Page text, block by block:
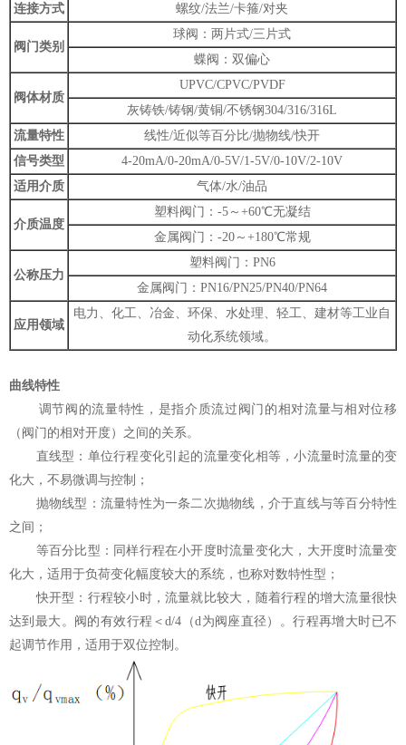
连接方式
螺纹/法兰/卡箍/对夹
阀门类别
球阀：两片式/三片式
蝶阀：双偏心
阀体材质
UPVC/CPVC/PVDF
灰铸铁/铸钢/黄铜/不锈钢304/316/316L
流量特性
线性/近似等百分比/抛物线/快开
信号类型
4-20mA/0-20mA/0-5V/1-5V/0-10V/2-10V
适用介质
气体/水/油品
介质温度
塑料阀门：-5～+60℃无凝结
金属阀门：-20～+180℃常规
公称压力
塑料阀门：PN6
金属阀门：PN16/PN25/PN40/PN64
应用领域
电力、化工、冶金、环保、水处理、轻工、建材等工业自
动化系统领域。
曲线特性
调节阀的流量特性，是指介质流过阀门的相对流量与相对位移
（阀门的相对开度）之间的关系。
直线型：单位行程变化引起的流量变化相等，小流量时流量的变
化大，不易微调与控制；
抛物线型：流量特性为一条二次抛物线，介于直线与等百分特性
之间；
等百分比型：同样行程在小开度时流量变化大，大开度时流量变
化大，适用于负荷变化幅度较大的系统，也称对数特性型；
快开型：行程较小时，流量就比较大，随着行程的增大流量很快
达到最大。阀的有效行程＜d/4（d为阀座直径）。行程再增大时已不
起调节作用，适用于双位控制。